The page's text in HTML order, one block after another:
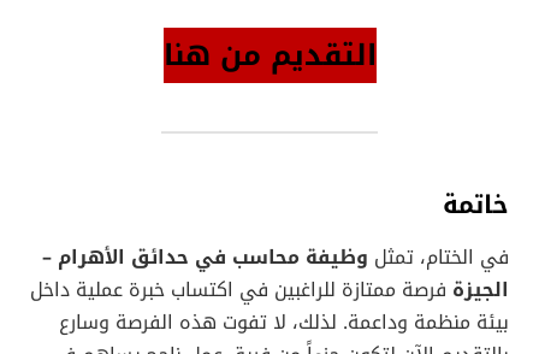
التقديم من هنا
خاتمة
في الختام، تمثل وظيفة محاسب في حدائق الأهرام –
الجيزة فرصة ممتازة للراغبين في اكتساب خبرة عملية داخل
بيئة منظمة وداعمة. لذلك، لا تفوت هذه الفرصة وسارع